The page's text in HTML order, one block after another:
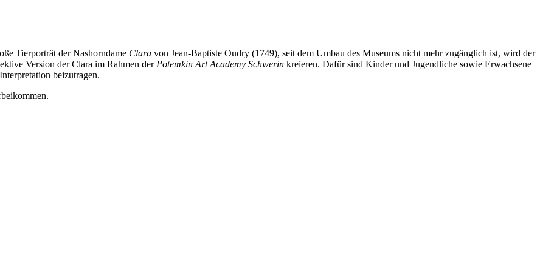
Tierporträt der Nashorndame Clara von Jean-Baptiste Oudry (1749), seit dem Umbau des Museums nicht mehr zugänglich ist, wird der
Version der Clara im Rahmen der Potemkin Art Academy Schwerin kreieren. Dafür sind Kinder und Jugendliche sowie Erwachsene
beizutragen.